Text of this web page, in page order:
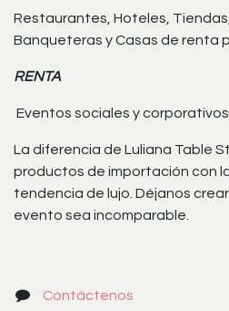
Restaurantes, Hoteles,
Banqueteras y Casas de renta
RENTA
Eventos sociales y corporativos
La diferencia de Luliana Table
productos de importación con
tendencia de lujo. Déjanos
evento sea incomparable.
Contáctenos